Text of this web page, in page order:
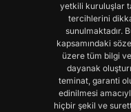
yetkili kuruluşlar
tercihlerini
sunulmaktadır.
kapsamındaki
üzere tüm bilgi
dayanak
teminat, garanti
edinilmesi
hiçbir şekil ve